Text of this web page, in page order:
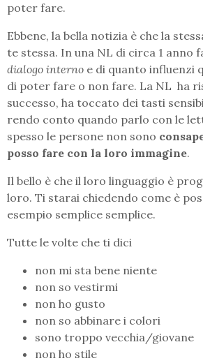
poter fare.
Ebbene, la bella notizia è che la
te stessa. In una NL di circa 1 anno
dialogo interno e di quanto influenzi
di poter fare o non fare. La NL ha
successo, ha toccato dei tasti
rendo conto quando parlo con le
spesso le persone non sono
posso fare con la loro immagine.
Il bello è che il loro linguaggio è
loro. Ti starai chiedendo come è
esempio semplice semplice.
Tutte le volte che ti dici
non mi sta bene niente
non so vestirmi
non ho gusto
non so abbinare i colori
sono troppo vecchia/giovane
non ho stile